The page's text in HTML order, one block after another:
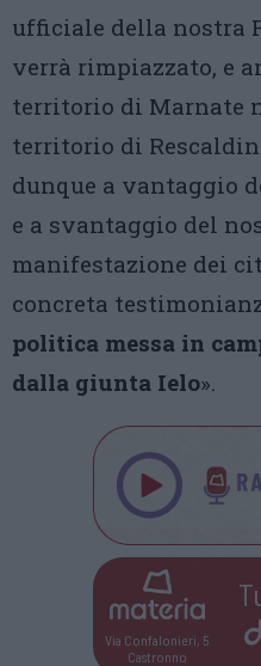
ufficiale della nostra
verrà rimpiazzato, e
territorio di Marnate
territorio di
dunque a vantaggio
e a svantaggio del
manifestazione dei
concreta
politica messa in
dalla giunta Ielo».
Via Confalonieri, 5
Castronno